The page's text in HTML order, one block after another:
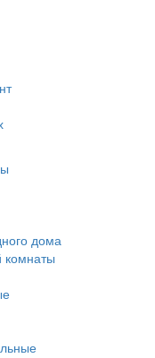
дома
комнаты